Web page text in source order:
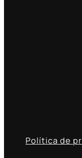
Política de